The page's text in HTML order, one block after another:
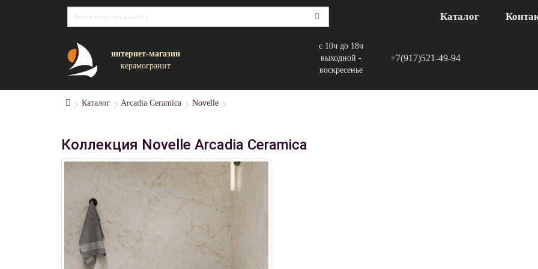
Каталог
интернет-магазин
керамогранит
с 10ч до 18ч
выходной -
воскресенье
+7(917)521-49-94
Каталог Arcadia Ceramica Novelle
Коллекция Novelle Arcadia Ceramica